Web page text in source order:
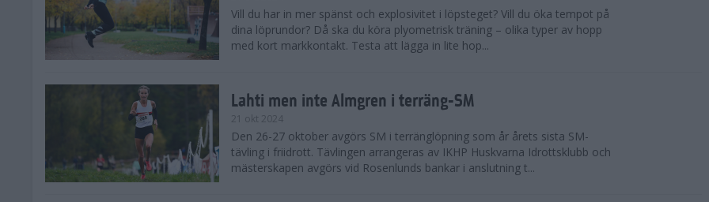
Vill du har in mer spänst och explosivitet i löpsteget? Vill du öka tempot på
dina löprundor? Då ska du köra plyometrisk träning – olika typer av hopp
med kort markkontakt. Testa att lägga in lite hop...
Lahti men inte Almgren i terräng-SM
21 okt 2024
Den 26-27 oktober avgörs SM i terränglöpning som år årets sista SM-
tävling i friidrott. Tävlingen arrangeras av IKHP Huskvarna Idrottsklubb och
mästerskapen avgörs vid Rosenlunds bankar i anslutning t...